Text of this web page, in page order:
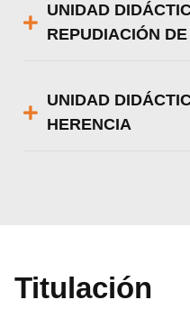
UNIDAD
REPUDIACIÓN
UNIDAD
HERENCIA
Titulación